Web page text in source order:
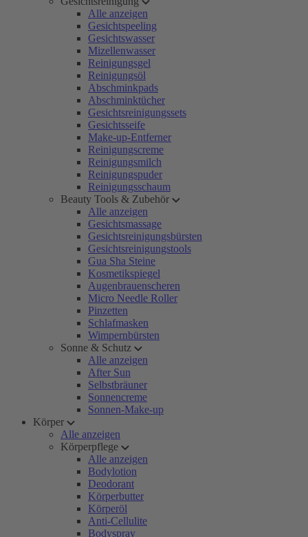
Alle anzeigen
Gesichtspeeling
Gesichtswasser
Mizellenwasser
Reinigungsgel
Reinigungsöl
Abschminkpads
Abschminktücher
Gesichtsreinigungssets
Gesichtsseife
Make-up-Entferner
Reinigungscreme
Reinigungsmilch
Reinigungspuder
Reinigungsschaum
Beauty Tools & Zubehör
Alle anzeigen
Gesichtsmassage
Gesichtsreinigungsbürsten
Gesichtsreinigungstools
Gua Sha Steine
Kosmetikspiegel
Augenbrauenscheren
Micro Needle Roller
Pinzetten
Schlafmasken
Wimpernbürsten
Sonne & Schutz
Alle anzeigen
After Sun
Selbstbräuner
Sonnencreme
Sonnen-Make-up
Körper
Alle anzeigen
Körperpflege
Alle anzeigen
Bodylotion
Deodorant
Körperbutter
Körperöl
Anti-Cellulite
Bodyspray